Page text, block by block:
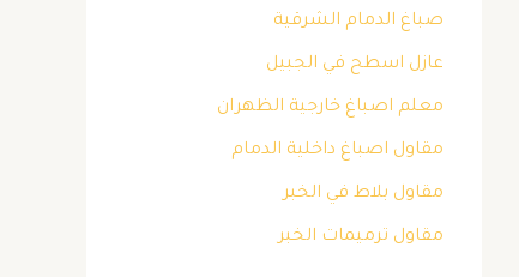
صباغ الدمام الشرقية
عازل اسطح في الجبيل
معلم اصباغ خارجية الظهران
مقاول اصباغ داخلية الدمام
مقاول بلاط في الخبر
مقاول ترميمات الخبر